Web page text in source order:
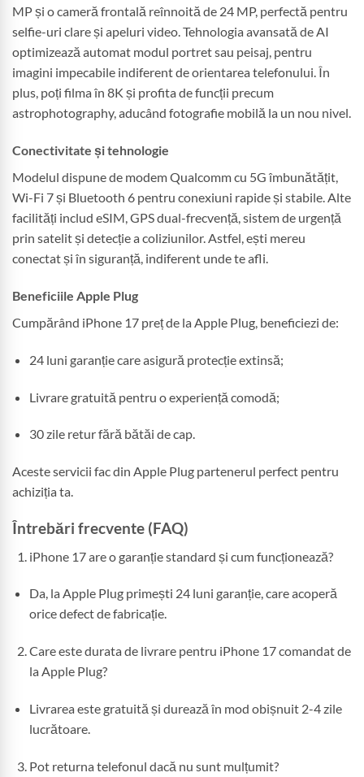
MP și o cameră frontală reînnoită de 24 MP, perfectă pentru
selfie-uri clare și apeluri video. Tehnologia avansată de AI
optimizează automat modul portret sau peisaj, pentru
imagini impecabile indiferent de orientarea telefonului. În
plus, poți filma în 8K și profita de funcții precum
astrophotography, aducând fotografie mobilă la un nou nivel.
Conectivitate și tehnologie
Modelul dispune de modem Qualcomm cu 5G îmbunătățit,
Wi-Fi 7 și Bluetooth 6 pentru conexiuni rapide și stabile. Alte
facilități includ eSIM, GPS dual-frecvență, sistem de urgență
prin satelit și detecție a coliziunilor. Astfel, ești mereu
conectat și în siguranță, indiferent unde te afli.
Beneficiile Apple Plug
Cumpărând iPhone 17 preț de la Apple Plug, beneficiezi de:
24 luni garanție care asigură protecție extinsă;
Livrare gratuită pentru o experiență comodă;
30 zile retur fără bătăi de cap.
Aceste servicii fac din Apple Plug partenerul perfect pentru
achiziția ta.
Întrebări frecvente (FAQ)
iPhone 17 are o garanție standard și cum funcționează?
Da, la Apple Plug primești 24 luni garanție, care acoperă
orice defect de fabricație.
Care este durata de livrare pentru iPhone 17 comandat de
la Apple Plug?
Livrarea este gratuită și durează în mod obișnuit 2-4 zile
lucrătoare.
Pot returna telefonul dacă nu sunt mulțumit?